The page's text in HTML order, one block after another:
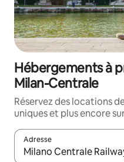
Hébergements à
Milan-Centrale
Réservez des locations
uniques et plus encore
Adresse
Lorsque les résultats